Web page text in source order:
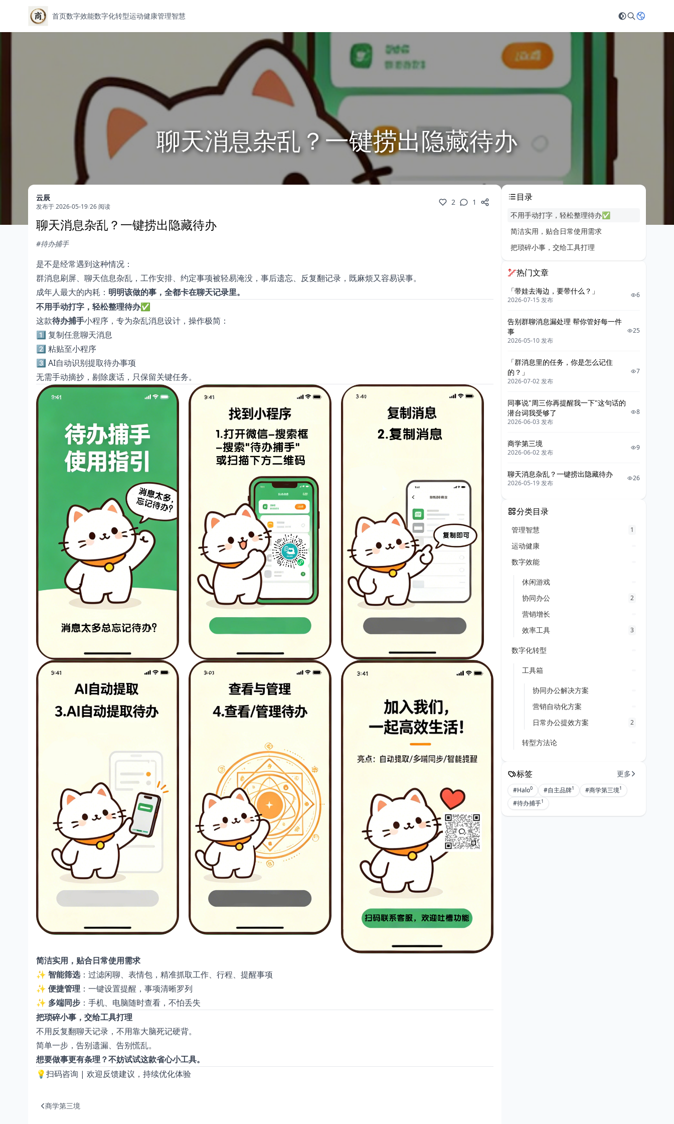
首页数字效能数字化转型运动健康管理智慧
聊天消息杂乱？一键捞出隐藏待办
云辰
发布于 2026-05-19/26 阅读 2 1
聊天消息杂乱？一键捞出隐藏待办
#待办捕手
是不是经常遇到这种情况：
群消息刷屏、聊天信息杂乱，工作安排、约定事项被轻易淹没，事后遗忘、反复翻记录，既麻烦又容易误事。
成年人最大的内耗： 明明该做的事，全都卡在聊天记录里。
不用手动打字，轻松整理待办✅
这款待办捕手小程序，专为杂乱消息设计，操作极简：
1️⃣ 复制任意聊天消息
2️⃣ 粘贴至小程序
3️⃣ AI自动识别提取待办事项
无需手动摘抄，剔除废话，只保留关键任务。
简洁实用，贴合日常使用需求
✨ 智能筛选：过滤闲聊、表情包，精准抓取工作、行程、提醒事项
✨ 便捷管理 ：一键设置提醒，事项清晰罗列
✨ 多端同步 ：手机、电脑随时查看，不怕丢失
把琐碎小事，交给工具打理
不用反复翻聊天记录，不用靠大脑死记硬背。
简单一步，告别遗漏、告别慌乱。
想要做事更有条理？不妨试试这款省心小工具。
💡扫码咨询 | 欢迎反馈建议，持续优化体验
商学第三境
目录
不用手动打字，轻松整理待办✅
简洁实用，贴合日常使用需求
把琐碎小事，交给工具打理
热门文章
「带娃去海边，要带什么？」
2026-07-15 发布
6
告别群聊消息漏处理 帮你管好每一件
事
2026-05-10 发布
25
「群消息里的任务，你是怎么记住
的？」
2026-07-02 发布
7
同事说"周三你再提醒我一下"这句话的
潜台词我受够了
2026-06-03 发布
8
商学第三境
2026-06-02 发布
9
聊天消息杂乱？一键捞出隐藏待办
2026-05-19 发布
26
分类目录
管理智慧 1
运动健康
数字效能
休闲游戏
协同办公
2
营销增长
效率工具
3
数字化转型
工具箱
协同办公解决方案
营销自动化方案
日常办公提效方案
2
转型方法论
标签 更多
#Halo0 #自主品牌1 #商学第三境1
#待办捕手1